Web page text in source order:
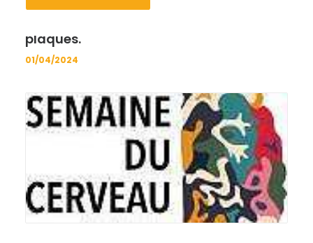
plaques.
01/04/2024